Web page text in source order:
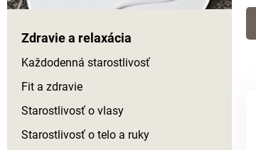
Zdravie a relaxácia
Každodenná starostlivosť
Fit a zdravie
Starostlivosť o vlasy
Starostlivosť o telo a ruky